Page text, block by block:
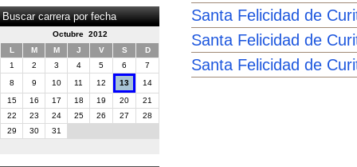
Buscar carrera por fecha
Octubre 2012
L
M M J V S
D
1
2 3 4 5 6
7
8
9 10 11 12 13
14
15
16 17 18 19 20
21
22
23 24 25 26 27
28
29
30 31
Santa Felicidad de
Santa Felicidad de
Santa Felicidad de